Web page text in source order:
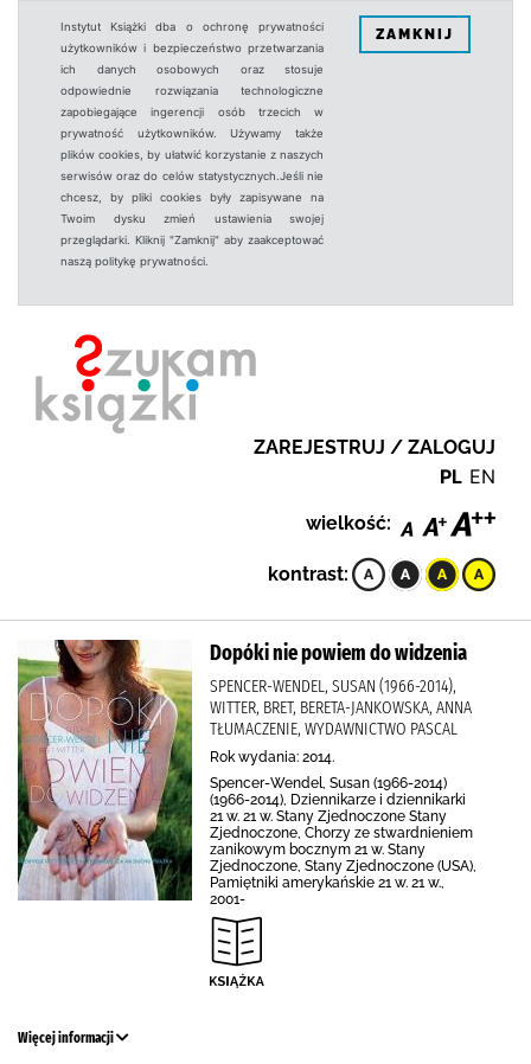
Instytut Książki dba o ochronę prywatności
użytkowników i bezpieczeństwo przetwarzania
ich danych osobowych oraz stosuje
odpowiednie rozwiązania technologiczne
zapobiegające ingerencji osób trzecich w
prywatność użytkowników. Używamy także
plików cookies, by ułatwić korzystanie z naszych
serwisów oraz do celów statystycznych.Jeśli nie
chcesz, by pliki cookies były zapisywane na
Twoim dysku zmień ustawienia swojej
przeglądarki. Kliknij "Zamknij" aby zaakceptować
naszą politykę prywatności.
ZAMKNIJ
ZAREJESTRUJ / ZALOGUJ
PL EN
wielkość:
kontrast:
Dopóki nie powiem do widzenia
SPENCER-WENDEL, SUSAN (1966-2014),
WITTER, BRET, BERETA-JANKOWSKA, ANNA
TŁUMACZENIE, WYDAWNICTWO PASCAL
Rok wydania: 2014.
Spencer-Wendel, Susan (1966-2014)
(1966-2014), Dziennikarze i dziennikarki
21 w. 21 w. Stany Zjednoczone Stany
Zjednoczone, Chorzy ze stwardnieniem
zanikowym bocznym 21 w. Stany
Zjednoczone, Stany Zjednoczone (USA),
Pamiętniki amerykańskie 21 w. 21 w.,
2001-
Więcej informacji